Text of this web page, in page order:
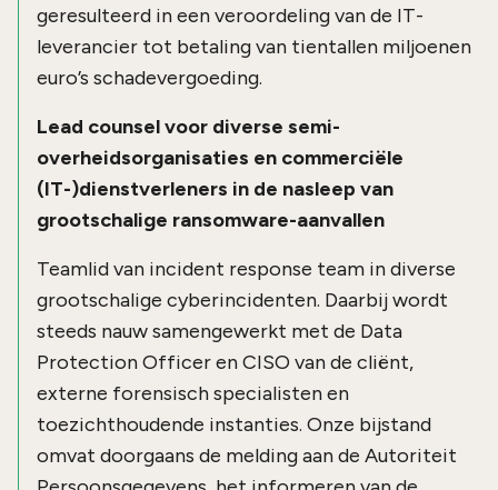
geresulteerd in een veroordeling van de IT-
leverancier tot betaling van tientallen miljoenen
euro’s schadevergoeding.
Lead counsel voor diverse semi-
overheidsorganisaties en commerciële
(IT-)dienstverleners in de nasleep van
grootschalige ransomware-aanvallen
Teamlid van incident response team in diverse
grootschalige cyberincidenten. Daarbij wordt
steeds nauw samengewerkt met de Data
Protection Officer en CISO van de cliënt,
externe forensisch specialisten en
toezichthoudende instanties. Onze bijstand
omvat doorgaans de melding aan de Autoriteit